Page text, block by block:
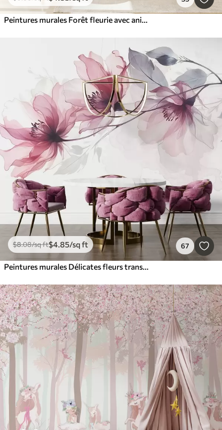
Peintures murales Forêt fleurie avec animaux
$8.08/sq ft$4.85/sq ft 67
Peintures murales Délicates fleurs transparentes roses et grises aux pétales doux et flous sur fond blanc